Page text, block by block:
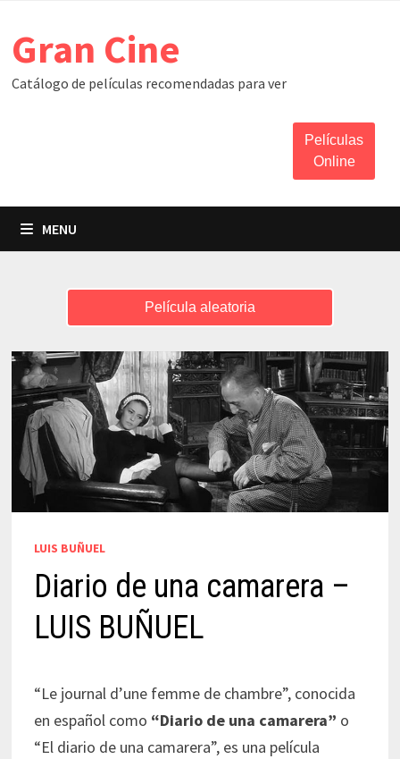
content
Gran Cine
Catálogo de películas recomendadas para ver
Películas
Online
MENU
Película aleatoria
LUIS BUÑUEL
Diario de una camarera –
LUIS BUÑUEL
“Le journal d’une femme de chambre”, conocida
en español como “Diario de una camarera” o
“El diario de una camarera”, es una película